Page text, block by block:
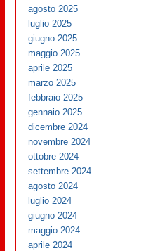
agosto 2025
luglio 2025
giugno 2025
maggio 2025
aprile 2025
marzo 2025
febbraio 2025
gennaio 2025
dicembre 2024
novembre 2024
ottobre 2024
settembre 2024
agosto 2024
luglio 2024
giugno 2024
maggio 2024
aprile 2024